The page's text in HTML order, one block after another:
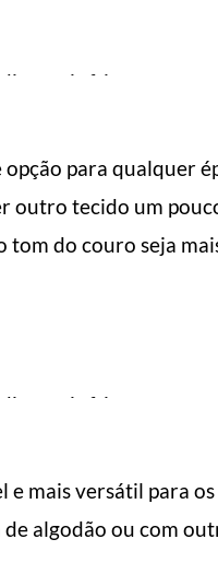
para qualquer
outro tecido um
tom do couro seja
mais versátil para
algodão ou com